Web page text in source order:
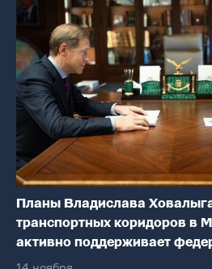
Планы Владислава
транспортных коридоров в
активно поддерживает